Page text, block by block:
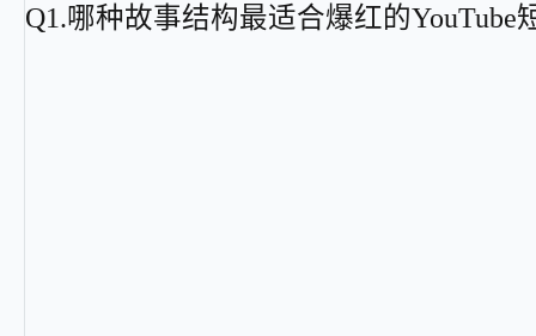
Q1.哪种故事结构最适合爆红的YouTube